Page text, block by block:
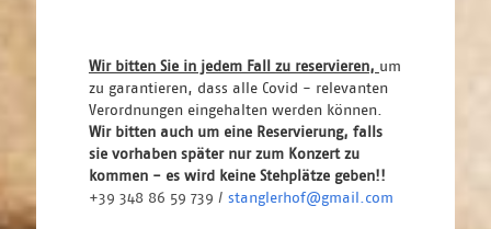
Wir bitten Sie in jedem Fall zu reservieren, um
zu garantieren, dass alle Covid - relevanten
Verordnungen eingehalten werden können.
Wir bitten auch um eine Reservierung, falls
sie vorhaben später nur zum Konzert zu
+39 348 86 59 739 / stanglerhof@gmail.com